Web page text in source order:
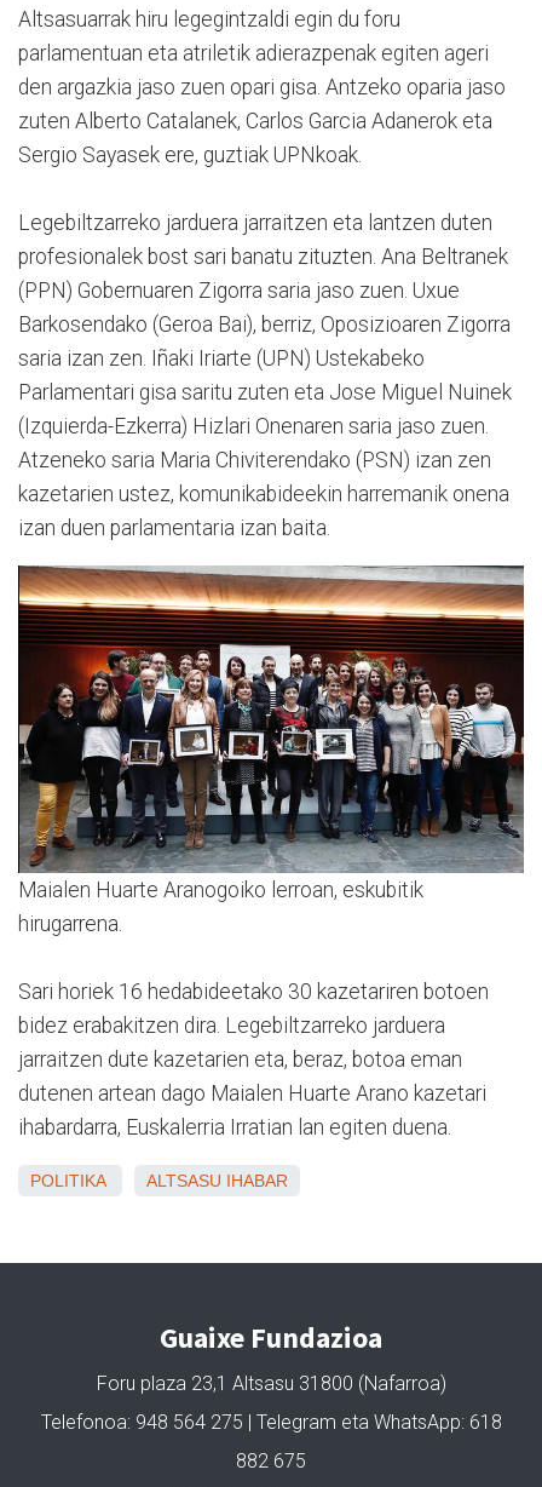
Altsasuarrak hiru legegintzaldi egin du foru
parlamentuan eta atriletik adierazpenak egiten ageri
den argazkia jaso zuen opari gisa. Antzeko oparia jaso
zuten Alberto Catalanek, Carlos Garcia Adanerok eta
Sergio Sayasek ere, guztiak UPNkoak.
Legebiltzarreko jarduera jarraitzen eta lantzen duten
profesionalek bost sari banatu zituzten. Ana Beltranek
(PPN) Gobernuaren Zigorra saria jaso zuen. Uxue
Barkosendako (Geroa Bai), berriz, Oposizioaren Zigorra
saria izan zen. Iñaki Iriarte (UPN) Ustekabeko
Parlamentari gisa saritu zuten eta Jose Miguel Nuinek
(Izquierda-Ezkerra) Hizlari Onenaren saria jaso zuen.
Atzeneko saria Maria Chiviterendako (PSN) izan zen
kazetarien ustez, komunikabideekin harremanik onena
izan duen parlamentaria izan baita.
Maialen Huarte Aranogoiko lerroan, eskubitik
hirugarrena.
Sari horiek 16 hedabideetako 30 kazetariren botoen
bidez erabakitzen dira. Legebiltzarreko jarduera
jarraitzen dute kazetarien eta, beraz, botoa eman
dutenen artean dago Maialen Huarte Arano kazetari
ihabardarra, Euskalerria Irratian lan egiten duena.
POLITIKA ALTSASU IHABAR
Guaixe Fundazioa
Foru plaza 23,1 Altsasu 31800 (Nafarroa)
Telefonoa: 948 564 275 | Telegram eta WhatsApp: 618
882 675